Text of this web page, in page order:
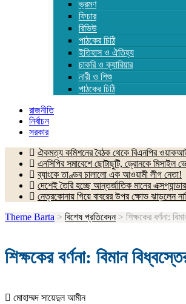
ভ্রমণ
ফিচার
রিভিউ
পাঠকের চিঠি
ইতিহাস ও ঐতিহ্য
চাকরি ও ক্যারিয়ার
নারী ও শিশু
পাঠকের চিঠি
রাজনীতি
নির্বাচন
সরকার
ঐকমত্য কমিশনের বৈঠক থেকে বিএনপির
এনসিপির সমাবেশে ছোটাছুটি, ড্রোনকে মিসাইল
ব্যাংকে তাণ্ডব চালালো এক আওয়ামী লীগ নেতা!
দেশেই তৈরি হচ্ছে আন্তর্জাতিক মানের এক্সপ্যান্ডার
নেত্রকোনায় গিয়ে বাবরের উপর ক্ষোভ ঝাড়লেন
Theme Barta > বিশেষ প্রতিবেদন> শিক্ষকের বর্ণনা:
শিক্ষকের বর্ণনা: বিমান
মোহাম্মদ সায়েদুল আমীন